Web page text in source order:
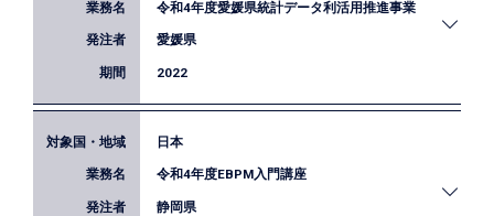
目的に、EBPMの基本的な考え方やエビデンスの参
照方法・つくり方などについて講義を行いました。
令和4年度愛媛県統計データ利活用推進事業
愛媛県
2022
愛媛県では令和4年度EBPM推進事業の一環として、
統計データ利活用に関する人材育成を目指していま
す。本業務では、政策立案に関わる愛媛県職員及び
日本
令和4年度EBPM入門講座
静岡県